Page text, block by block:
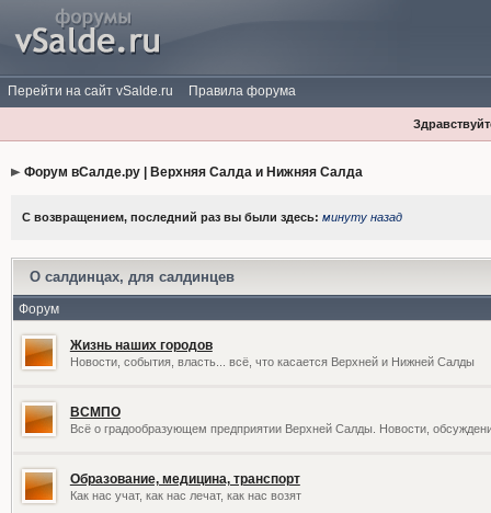
Перейти на сайт vSalde.ru Правила форума
Форум вСалде.ру | Верхняя Салда и Нижняя Салда
С возвращением, последний раз вы были здесь: минуту назад
О салдинцах, для салдинцев
Форум
Жизнь наших городов
Новости, события, власть... всё, что касается Верхней и Нижней Салды
ВСМПО
Всё о градообразующем предприятии Верхней Салды. Новости,
Образование, медицина, транспорт
Как нас учат, как нас лечат, как нас возят